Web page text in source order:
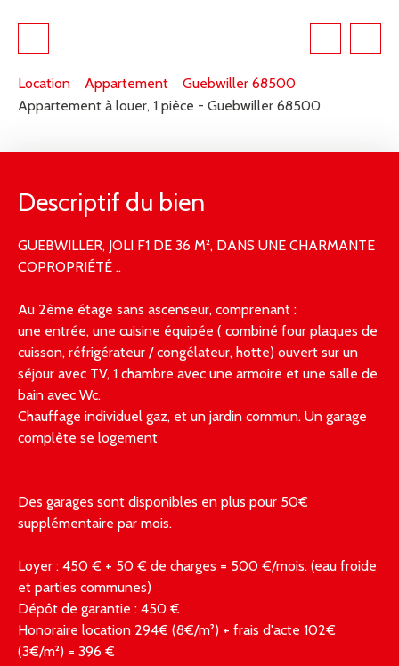
Location Appartement
Guebwiller 68500
Appartement à louer, 1 pièce - Guebwiller 68500
Descriptif du bien
GUEBWILLER, JOLI F1 DE 36 M², DANS UNE CHARMANTE
COPROPRIÉTÉ ..
Au 2ème étage sans ascenseur, comprenant :
une entrée, une cuisine équipée ( combiné four plaques de
cuisson, réfrigérateur / congélateur, hotte) ouvert sur un
séjour avec TV, 1 chambre avec une armoire et une salle de
bain avec Wc.
Chauffage individuel gaz, et un jardin commun. Un garage
complète se logement
Des garages sont disponibles en plus pour 50€
supplémentaire par mois.
Loyer : 450 € + 50 € de charges = 500 €/mois. (eau froide
et parties communes)
Dépôt de garantie : 450 €
Honoraire location 294€ (8€/m²) + frais d'acte 102€
(3€/m²) = 396 €